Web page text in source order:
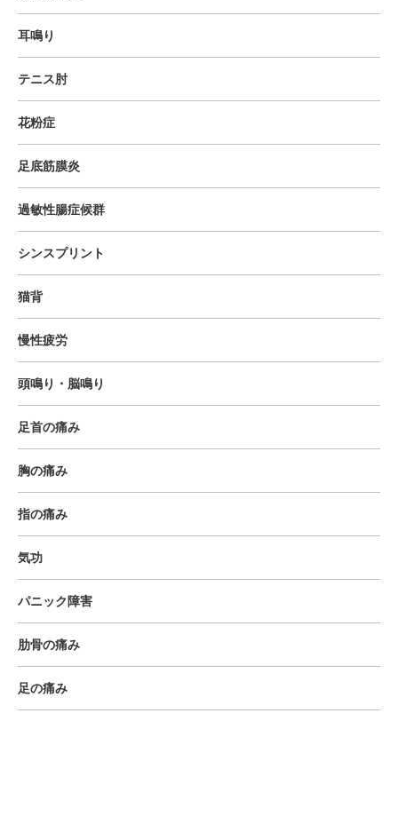
耳鳴り
テニス肘
花粉症
足底筋膜炎
過敏性腸症候群
シンスプリント
猫背
慢性疲労
頭鳴り・脳鳴り
足首の痛み
胸の痛み
指の痛み
気功
パニック障害
肋骨の痛み
足の痛み